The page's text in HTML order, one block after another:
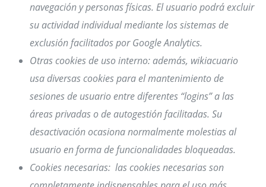
navegación y personas físicas. El usuario podrá excluir
su actividad individual mediante los sistemas de
exclusión facilitados por Google Analytics.
Otras cookies de uso interno: además, wikiacuario
usa diversas cookies para el mantenimiento de
sesiones de usuario entre diferentes “logins” a las
áreas privadas o de autogestión facilitadas. Su
desactivación ocasiona normalmente molestias al
usuario en forma de funcionalidades bloqueadas.
Cookies necesarias: las cookies necesarias son